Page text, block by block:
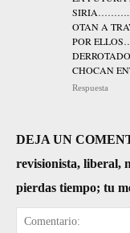
OTAN A
POR
CHOCAN
Respuesta
DEJA UN
revisionista, liberal,
pierdas tiempo; tu